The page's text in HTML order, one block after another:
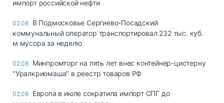
импорт российской нефти
02.08 В Подмосковье Сергиево-Посадский
коммунальный оператор транспортировал 232 тыс. куб.
м мусора за неделю
02.08 Минпромторг на пять лет внес контейнер-цистерну
"Уралкриомаша" в реестр товаров РФ
02.08 Европа в июле сократила импорт СПГ до